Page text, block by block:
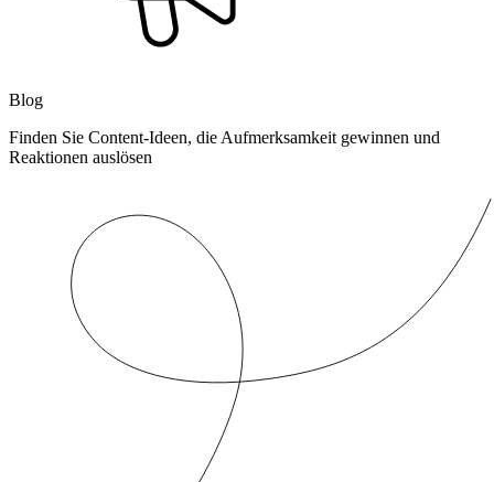
Blog
Finden Sie Content-Ideen, die Aufmerksamkeit gewinnen und
Reaktionen auslösen